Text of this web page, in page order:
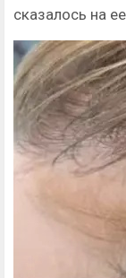
сказалось на